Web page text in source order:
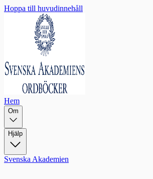
Hoppa till huvudinnehåll
Hem
Om
Hjälp
Svenska Akademien